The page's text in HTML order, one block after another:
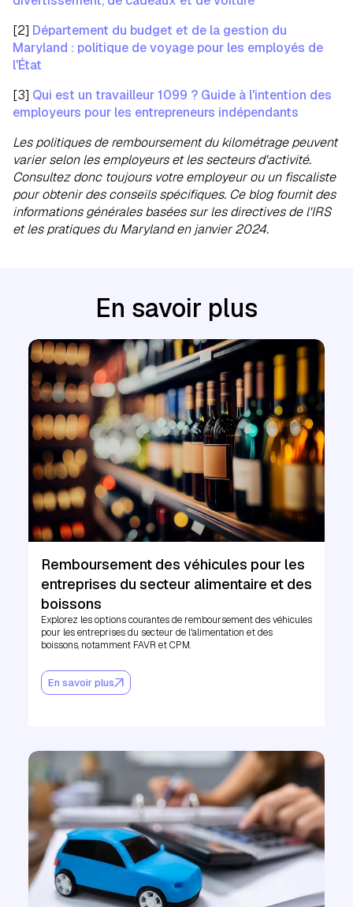
[2] Département du budget et de la gestion du
Maryland : politique de voyage pour les employés de
l'État
[3] Qui est un travailleur 1099 ? Guide à l'intention des
employeurs pour les entrepreneurs indépendants
Les politiques de remboursement du kilométrage peuvent
varier selon les employeurs et les secteurs d'activité.
Consultez donc toujours votre employeur ou un fiscaliste
pour obtenir des conseils spécifiques. Ce blog fournit des
informations générales basées sur les directives de l'IRS
et les pratiques du Maryland en janvier 2024.
En savoir plus
Remboursement des véhicules pour les
entreprises du secteur alimentaire et des
boissons
Explorez les options courantes de remboursement des véhicules
pour les entreprises du secteur de l'alimentation et des
boissons, notamment FAVR et CPM.
En savoir plus